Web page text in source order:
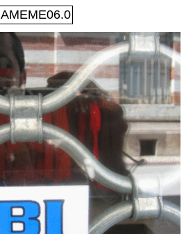
AMEME06.0